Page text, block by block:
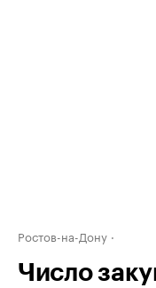
Ростов-на-Дону
Число